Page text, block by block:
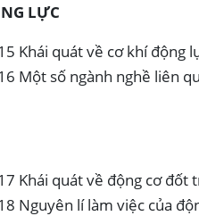
LỰC
Khái quát về cơ khí động
Một số ngành nghề liên
Khái quát về động cơ đốt
Nguyên lí làm việc của